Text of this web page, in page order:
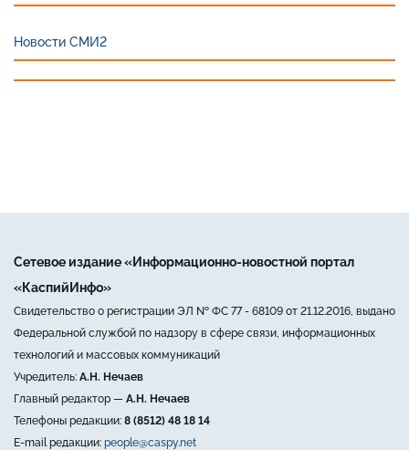
Новости СМИ2
Сетевое издание «Информационно-новостной портал
«КаспийИнфо»
Свидетельство о регистрации ЭЛ № ФС 77 - 68109 от 21.12.2016, выдано
Федеральной службой по надзору в сфере связи, информационных
технологий и массовых коммуникаций
Учредитель: А.Н. Нечаев
Главный редактор — А.Н. Нечаев
Телефоны редакции: 8 (8512) 48 18 14
E-mail редакции: people@caspy.net